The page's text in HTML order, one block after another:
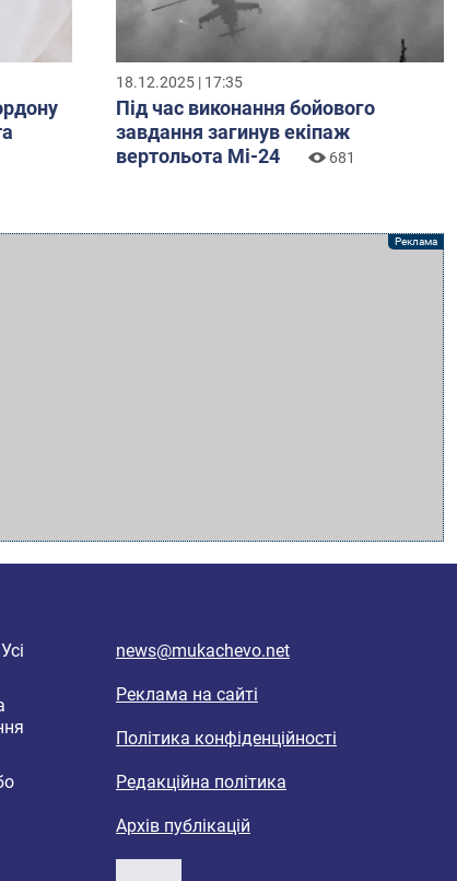
18.12.2025 | 17:35
Під час виконання бойового
завдання загинув екіпаж
вертольота Мі-24
681
news@mukachevo.net
Реклама на сайті
Політика конфіденційності
Редакційна політика
Архів публікацій